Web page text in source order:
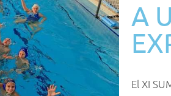
A
El XI